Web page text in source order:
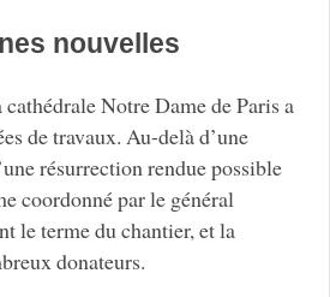
nouvelles
Notre Dame de Paris a
de travaux. Au-delà d’une
résurrection rendue possible
coordonné par le général
le terme du chantier, et la
donateurs.